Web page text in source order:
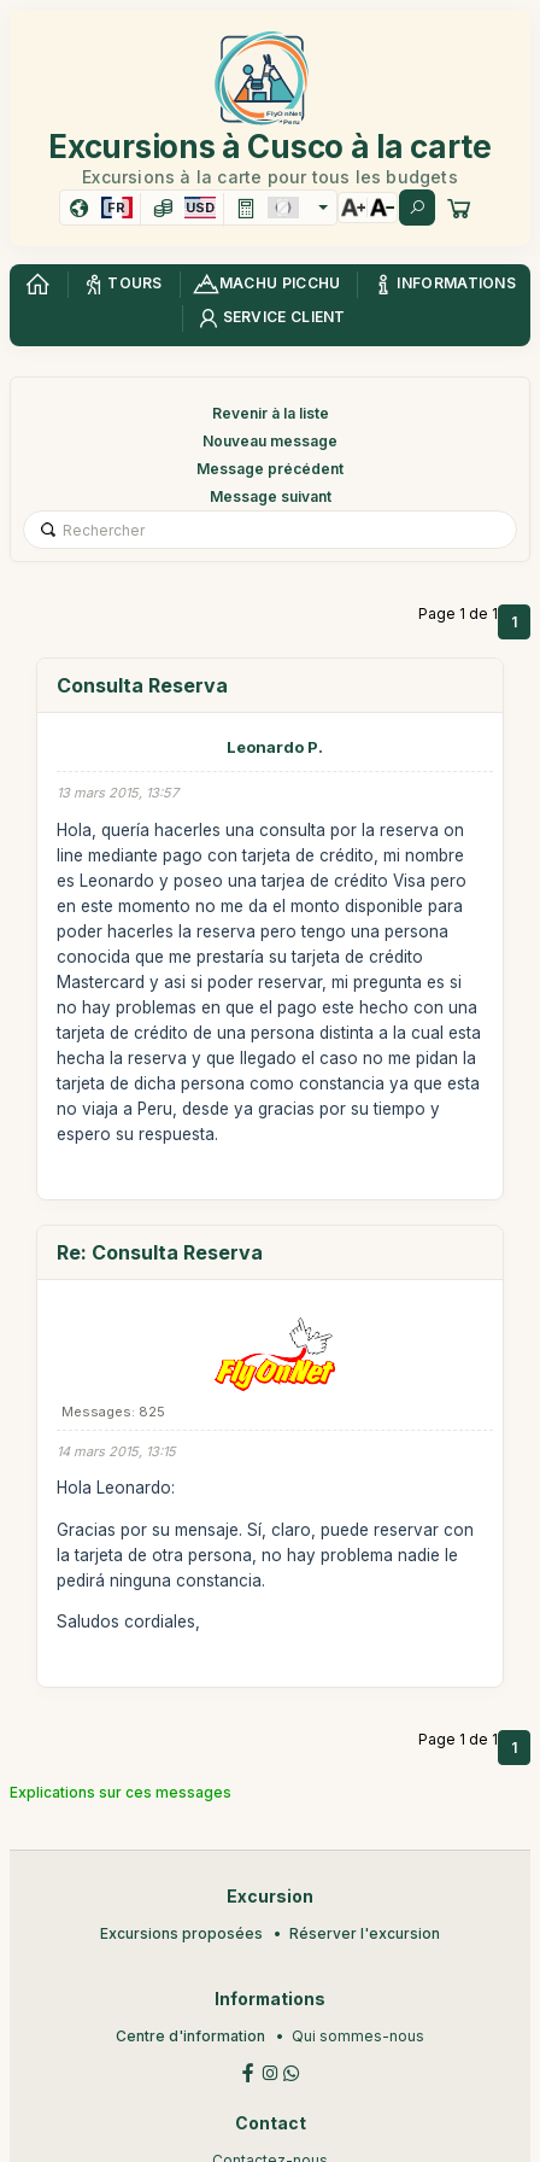
Excursions à Cusco à la carte
Excursions à la carte pour tous les budgets
FR USD
TOURS MACHU PICCHU
INFORMATIONS
SERVICE CLIENT
Revenir à la liste
Nouveau message
Message précédent
Message suivant
Page 1 de 1 1
Consulta Reserva
Leonardo P.
13 mars 2015, 13:57
Hola, quería hacerles una consulta por la reserva on
line mediante pago con tarjeta de crédito, mi nombre
es Leonardo y poseo una tarjea de crédito Visa pero
en este momento no me da el monto disponible para
poder hacerles la reserva pero tengo una persona
conocida que me prestaría su tarjeta de crédito
Mastercard y asi si poder reservar, mi pregunta es si
no hay problemas en que el pago este hecho con una
tarjeta de crédito de una persona distinta a la cual esta
hecha la reserva y que llegado el caso no me pidan la
tarjeta de dicha persona como constancia ya que esta
no viaja a Peru, desde ya gracias por su tiempo y
espero su respuesta.
Re: Consulta Reserva
Messages: 825
14 mars 2015, 13:15
Hola Leonardo:
Gracias por su mensaje. Sí, claro, puede reservar con
la tarjeta de otra persona, no hay problema nadie le
pedirá ninguna constancia.
Saludos cordiales,
Page 1 de 1 1
Explications sur ces messages
Excursion
Excursions proposées Réserver l'excursion
Informations
Centre d'information Qui sommes-nous
Contact